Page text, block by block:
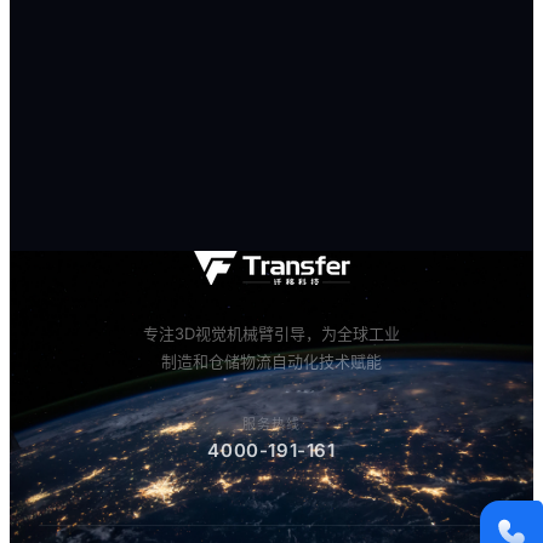
专注3D视觉机械臂引导，为全球工业
制造和仓储物流自动化技术赋能
服务热线
4000-191-161
官方微信
19110438869
WHATSAPP
18768118149